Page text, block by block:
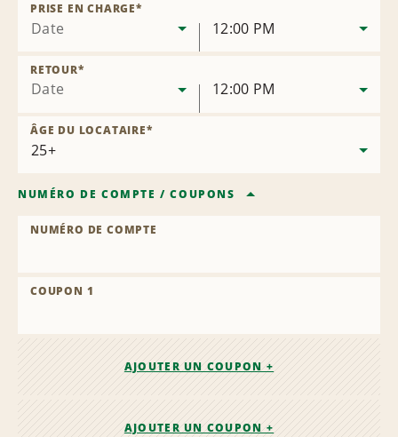
Date
PRISE EN CHARGE*
12:00 PM
Date
RETOUR*
12:00 PM
ÂGE DU LOCATAIRE*
NUMÉRO DE COMPTE /COUPONS
NUMÉRO DE COMPTE
COUPON 1
AJOUTER UN COUPON +
AJOUTER UN COUPON +